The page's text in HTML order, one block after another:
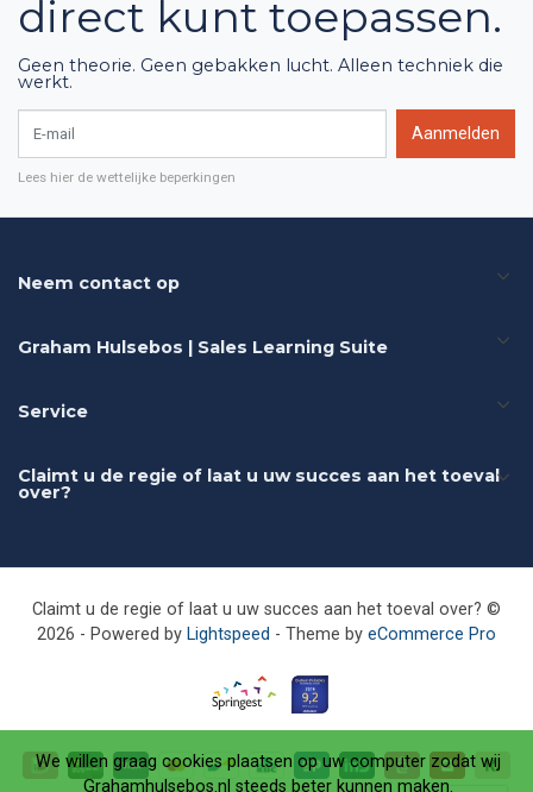
direct kunt toepassen.
Geen theorie. Geen gebakken lucht. Alleen techniek die
werkt.
Aanmelden
Lees hier de wettelijke beperkingen
Neem contact op
Graham Hulsebos | Sales Learning Suite
Service
Claimt u de regie of laat u uw succes aan het toeval
over?
Claimt u de regie of laat u uw succes aan het toeval over? ©
2026 - Powered by Lightspeed - Theme by eCommerce Pro
We willen graag cookies plaatsen op uw computer zodat wij
Grahamhulsebos.nl steeds beter kunnen maken.